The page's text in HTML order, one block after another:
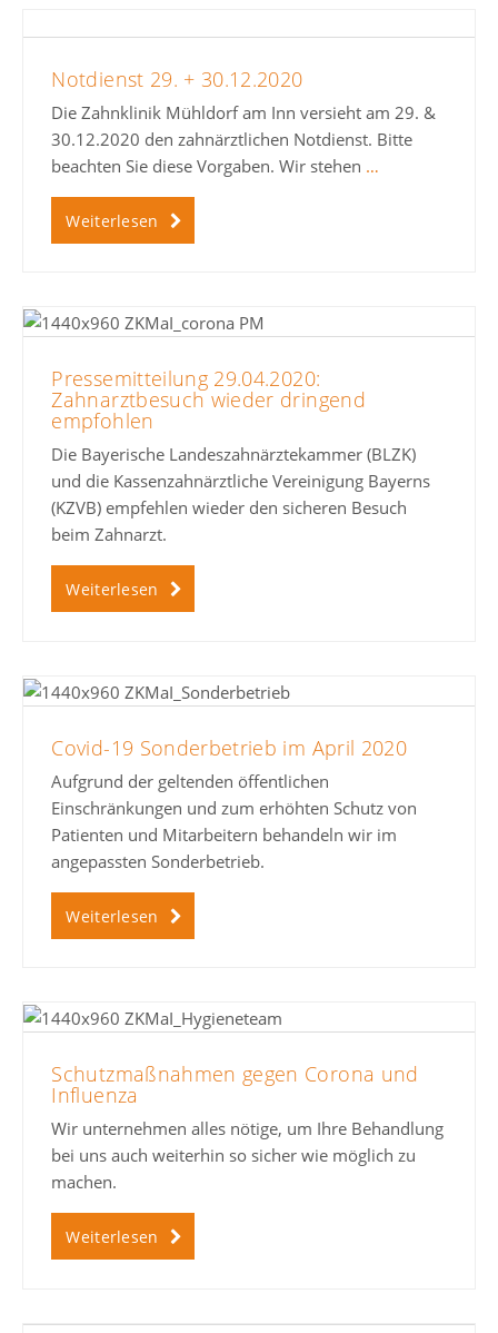
Notdienst 29. + 30.12.2020
Die Zahnklinik Mühldorf am Inn versieht am 29. &
30.12.2020 den zahnärztlichen Notdienst. Bitte
beachten Sie diese Vorgaben. Wir stehen …
Weiterlesen
Pressemitteilung 29.04.2020:
Zahnarztbesuch wieder dringend
empfohlen
Die Bayerische Landeszahnärztekammer (BLZK)
und die Kassenzahnärztliche Vereinigung Bayerns
(KZVB) empfehlen wieder den sicheren Besuch
beim Zahnarzt.
Weiterlesen
Covid-19 Sonderbetrieb im April 2020
Aufgrund der geltenden öffentlichen
Einschränkungen und zum erhöhten Schutz von
Patienten und Mitarbeitern behandeln wir im
angepassten Sonderbetrieb.
Weiterlesen
Schutzmaßnahmen gegen Corona und
Influenza
Wir unternehmen alles nötige, um Ihre Behandlung
bei uns auch weiterhin so sicher wie möglich zu
machen.
Weiterlesen